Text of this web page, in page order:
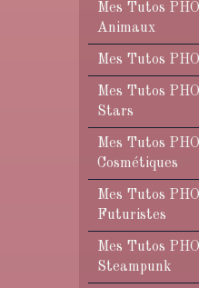
Mes Tutos
Animaux
Mes Tutos
Mes Tutos
Stars
Mes Tutos
Cosmétiques
Mes Tutos
Futuristes
Mes Tutos
Steampunk